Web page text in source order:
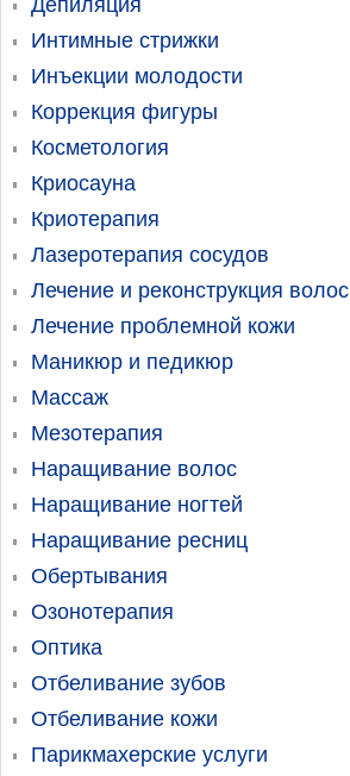
Депиляция
Интимные стрижки
Инъекции молодости
Коррекция фигуры
Косметология
Криосауна
Криотерапия
Лазеротерапия сосудов
Лечение и реконструкция волос
Лечение проблемной кожи
Маникюр и педикюр
Массаж
Мезотерапия
Наращивание волос
Наращивание ногтей
Наращивание ресниц
Обертывания
Озонотерапия
Оптика
Отбеливание зубов
Отбеливание кожи
Парикмахерские услуги